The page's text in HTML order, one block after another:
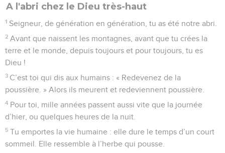
A l'abri chez le Dieu très-haut
1 Seigneur, de génération en génération, tu as été notre abri.
2 Avant que naissent les montagnes, avant que tu crées la
terre et le monde, depuis toujours et pour toujours, tu es
Dieu !
3 C’est toi qui dis aux humains : « Redevenez de la
poussière. » Alors ils meurent et redeviennent poussière.
4 Pour toi, mille années passent aussi vite que la journée
d’hier, ou quelques heures de la nuit.
5 Tu emportes la vie humaine : elle dure le temps d’un court
sommeil. Elle ressemble à l’herbe qui pousse.